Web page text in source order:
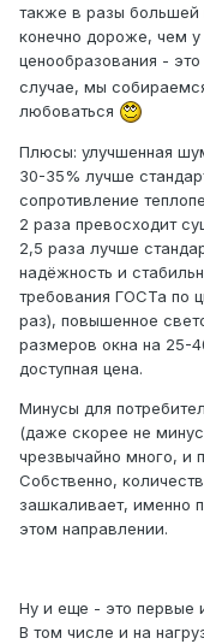
также в разы большей
конечно дороже, чем у
ценообразования -
случае, мы
любоваться
Плюсы: улучшенная
30-35% лучше
сопротивление
2 раза превосходит
2,5 раза лучше
надёжность и
требования ГОСТа по
раз), повышенное
размеров окна на 25-
доступная цена.
Минусы для
(даже скорее не
чрезвычайно много, и
Собственно,
зашкаливает, именно
этом направлении.
Ну и еще - это первые
В том числе и на